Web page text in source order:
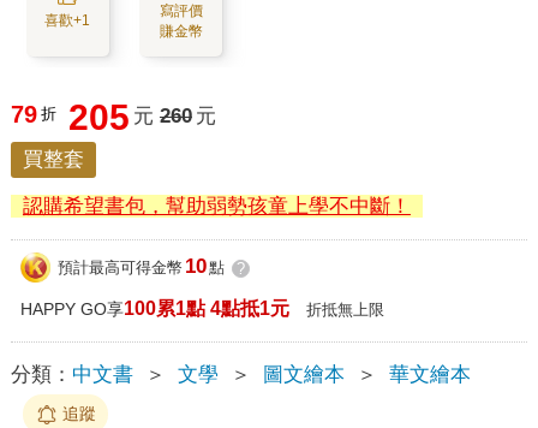
喜歡+1
寫評價
賺金幣
79 折 205 元 260 元
買整套
認購希望書包，幫助弱勢孩童上學不中斷！
預計最高可得金幣 10點 ?
HAPPY GO享100累1點 4點抵1元 折抵無上限
分類： 中文書 ＞ 文學 ＞ 圖文繪本 ＞ 華文繪本
追蹤